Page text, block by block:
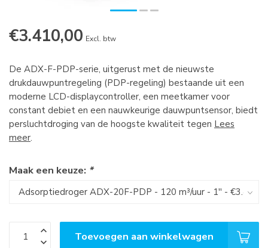
€3.410,00 Excl. btw
De ADX-F-PDP-serie, uitgerust met de nieuwste
drukdauwpuntregeling (PDP-regeling) bestaande uit een
moderne LCD-displaycontroller, een meetkamer voor
constant debiet en een nauwkeurige dauwpuntsensor, biedt
persluchtdroging van de hoogste kwaliteit tegen Lees
meer.
Maak een keuze: *
Toevoegen aan winkelwagen